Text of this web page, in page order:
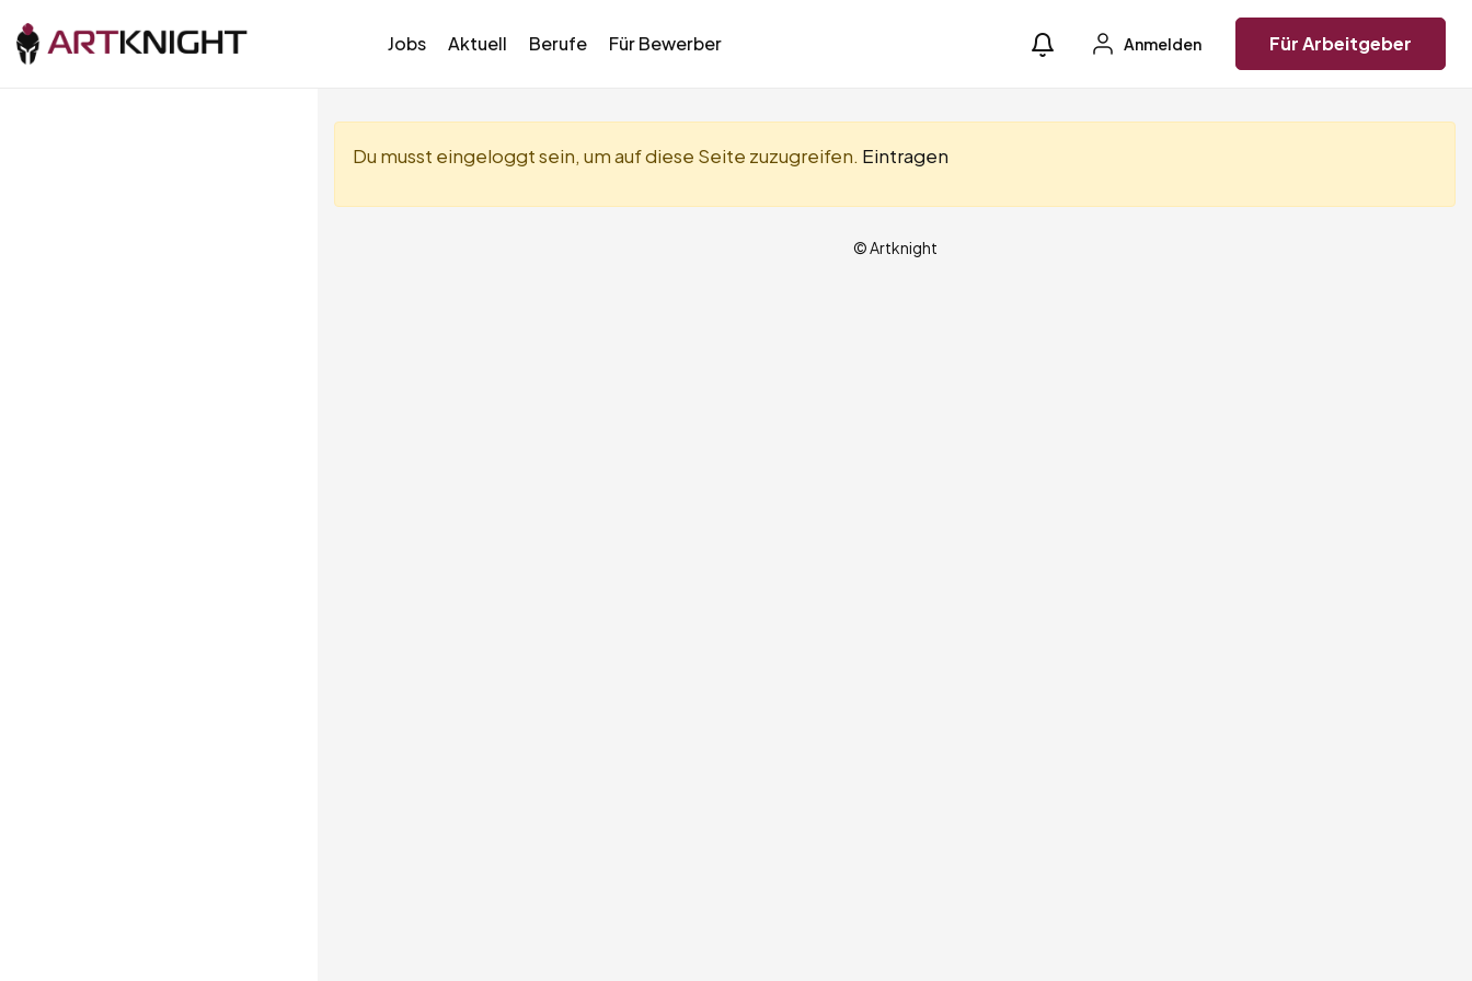
Jobs Aktuell Berufe Für Bewerber Anmelden Für Arbeitgeber
Du musst eingeloggt sein, um auf diese Seite zuzugreifen. Eintragen
© Artknight